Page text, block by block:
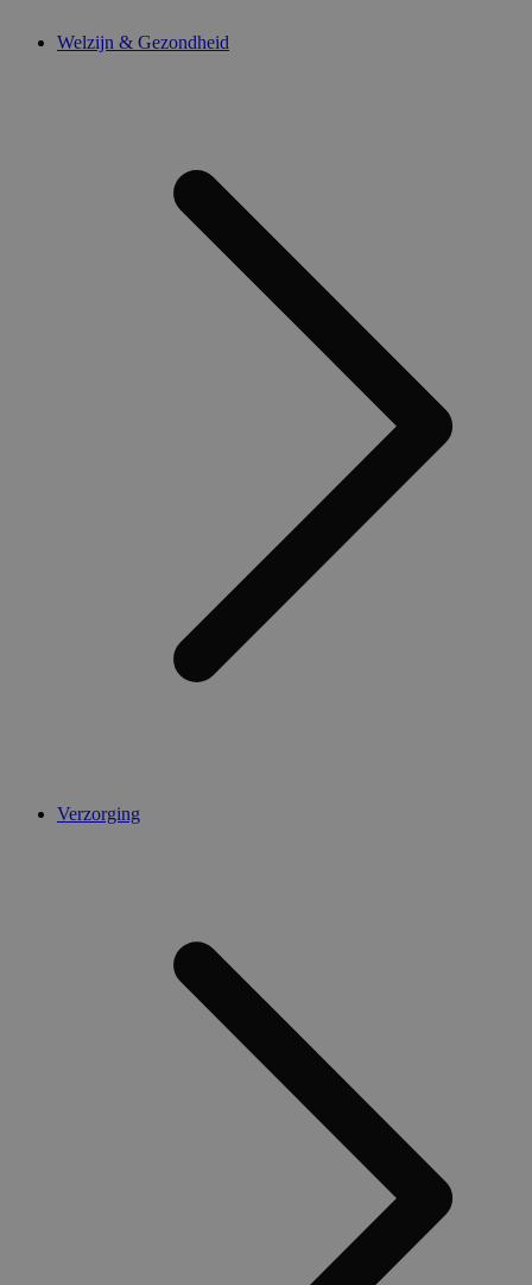
Welzijn & Gezondheid
Verzorging